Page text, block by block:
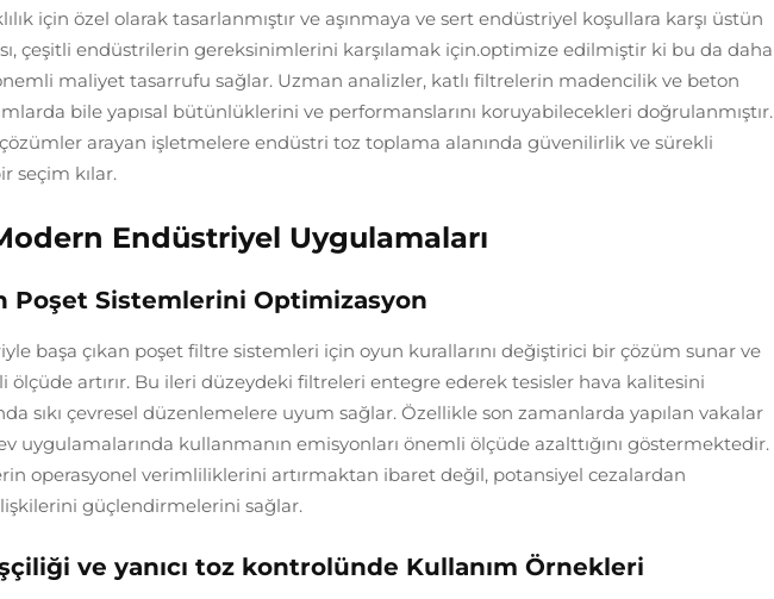
için özel olarak tasarlanmıştır ve aşınmaya ve sert endüstriyel koşullara karşı üstün
çeşitli endüstrilerin gereksinimlerini karşılamak için.optimize edilmiştir ki bu da daha
maliyet tasarrufu sağlar. Uzman analizler, katlı filtrelerin madencilik ve beton
bile yapısal bütünlüklerini ve performanslarını koruyabilecekleri doğrulanmıştır.
çözümler arayan işletmelere endüstri toz toplama alanında güvenilirlik ve sürekli
seçim kılar.
Endüstriyel Uygulamaları
Poşet Sistemlerini Optimizasyon
başa çıkan poşet filtre sistemleri için oyun kurallarını değiştirici bir çözüm sunar ve
artırır. Bu ileri düzeydeki filtreleri entegre ederek tesisler hava kalitesini
sıkı çevresel düzenlemelere uyum sağlar. Özellikle son zamanlarda yapılan vakalar
uygulamalarında kullanmanın emisyonları önemli ölçüde azalttığını göstermektedir.
operasyonel verimliliklerini artırmaktan ibaret değil, potansiyel cezalardan
güçlendirmelerini sağlar.
ve yanıcı toz kontrolünde Kullanım Örnekleri